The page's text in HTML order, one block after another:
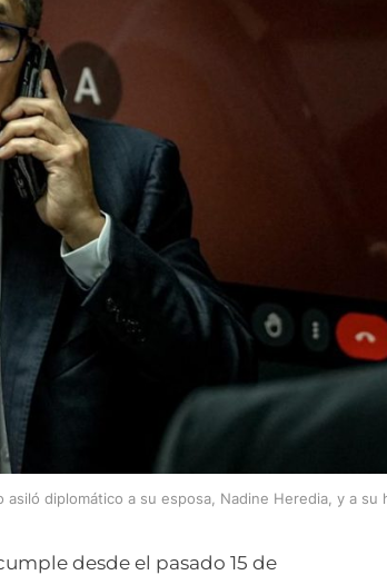
diplomático a su esposa, Nadine Heredia, y a su
desde el pasado 15 de